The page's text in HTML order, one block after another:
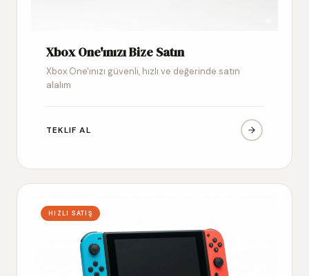
Xbox One'ınızı Bize Satın
Xbox One'ınızı güvenli, hızlı ve değerinde satın
alalım
TEKLIF AL
HIZLI SATIŞ